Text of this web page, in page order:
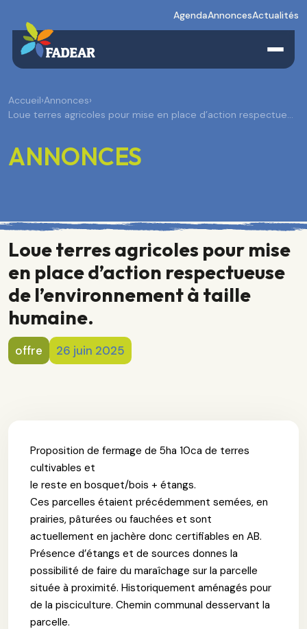
AgendaAnnoncesActualités
Accueil›Annonces›
Loue terres agricoles pour mise en place d’action respectue…
ANNONCES
Loue terres agricoles pour mise
en place d’action respectueuse
de l’environnement à taille
humaine.
offre 26 juin 2025
Proposition de fermage de 5ha 10ca de terres
cultivables et
le reste en bosquet/bois + étangs.
Ces parcelles étaient précédemment semées, en
prairies, pâturées ou fauchées et sont
actuellement en jachère donc certifiables en AB.
Présence d’étangs et de sources donnes la
possibilité de faire du maraîchage sur la parcelle
située à proximité. Historiquement aménagés pour
de la pisciculture. Chemin communal desservant la
parcelle.